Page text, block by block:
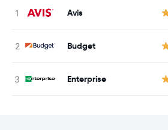
Avis
Budget
Enterprise